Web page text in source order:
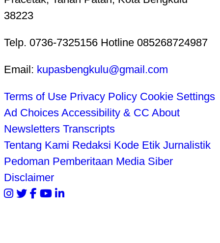
38223
Telp. 0736-7325156 Hotline 085268724987
Email: kupasbengkulu@gmail.com
Terms of Use Privacy Policy Cookie Settings
Ad Choices Accessibility & CC About
Newsletters Transcripts
Tentang Kami Redaksi Kode Etik Jurnalistik
Pedoman Pemberitaan Media Siber
Disclaimer